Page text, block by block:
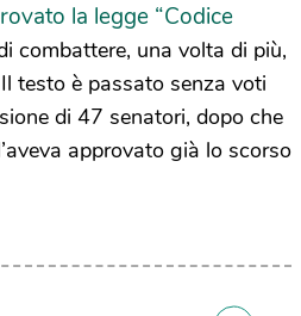
la legge “Codice
combattere, una volta di più,
testo è passato senza voti
di 47 senatori, dopo che
approvato già lo scorso